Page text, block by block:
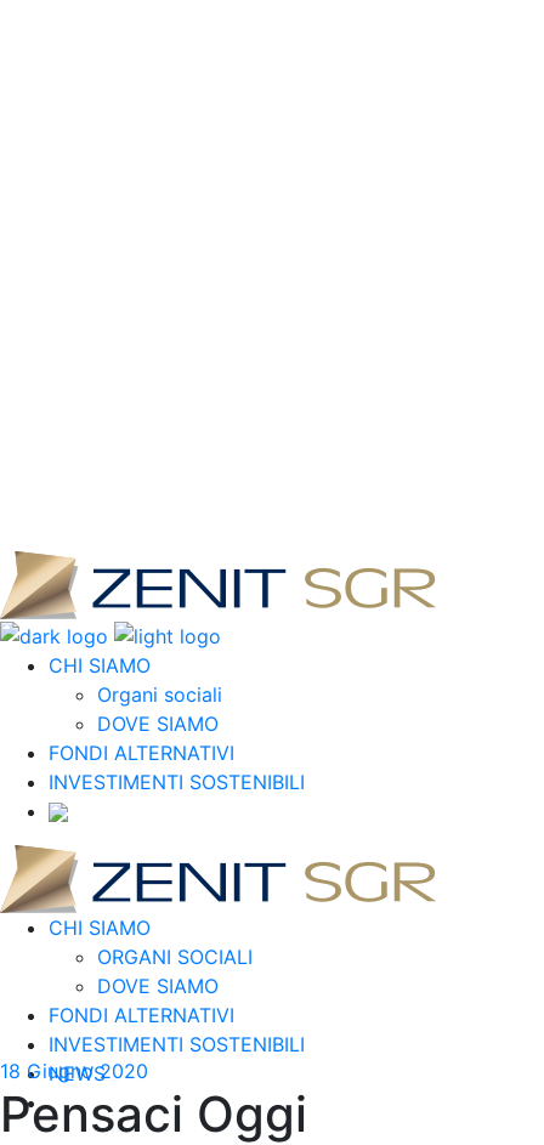
CHI SIAMO
Organi sociali
DOVE SIAMO
FONDI ALTERNATIVI
INVESTIMENTI SOSTENIBILI
CHI SIAMO
ORGANI SOCIALI
DOVE SIAMO
FONDI ALTERNATIVI
INVESTIMENTI SOSTENIBILI
NEWS
18 Giugno 2020
Pensaci Oggi